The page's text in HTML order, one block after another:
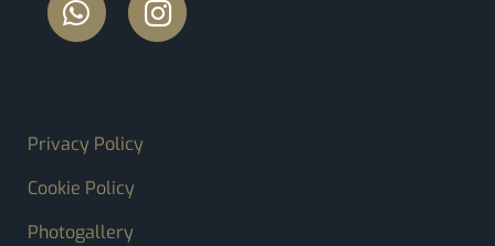
FOOTER MENU
Privacy Policy
Cookie Policy
Photogallery